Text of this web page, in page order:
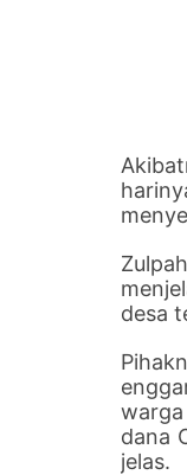
desa
dana
jelas.